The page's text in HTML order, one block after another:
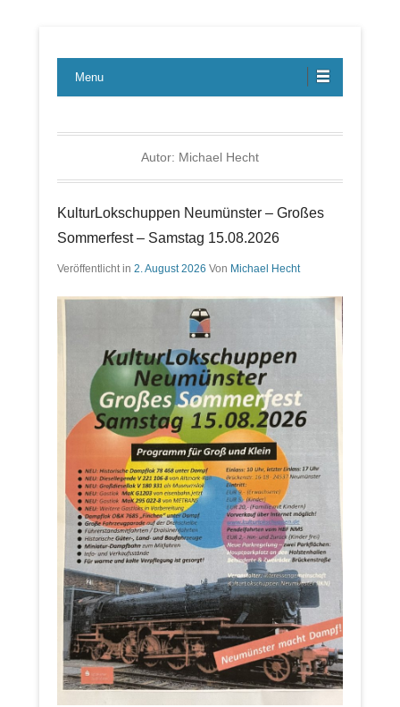
LBE-Express
Menu
Autor: Michael Hecht
KulturLokschuppen Neumünster – Großes
Sommerfest – Samstag 15.08.2026
Veröffentlicht in 2. August 2026 Von Michael Hecht